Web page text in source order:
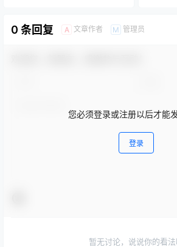
0 条回复 A 文章作者 M 管理员
您必须登录或注册以后才能
登录
暂无讨论，说说你的看法